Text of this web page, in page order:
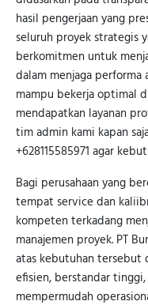
hasil pengerjaan yang
seluruh proyek strategis
berkomitmen untuk
dalam menjaga performa
mampu bekerja optimal
mendapatkan layanan
tim admin kami kapan
+628115585971 agar
Bagi perusahaan yang
tempat service dan
kompeten terkadang
manajemen proyek. PT
atas kebutuhan tersebut
efisien, berstandar
mempermudah